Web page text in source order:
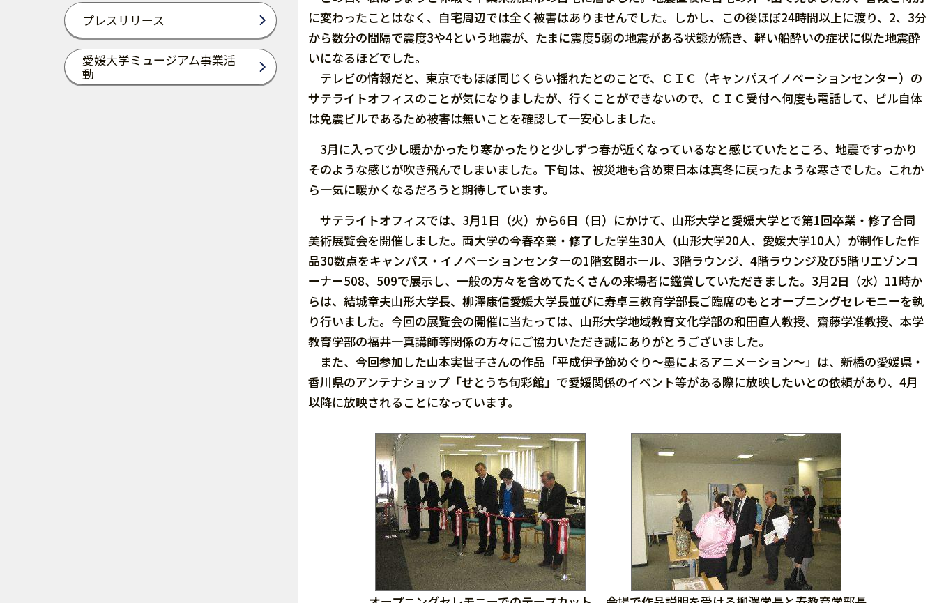
プレスリリース
愛媛大学ミュージアム事業活
動
に変わったことはなく、自宅周辺では全く被害はありませんでした。しかし、この後ほぼ24時間以上に渡り、2、3分
から数分の間隔で震度3や4という地震が、たまに震度5弱の地震がある状態が続き、軽い船酔いの症状に似た地震酔
いになるほどでした。
テレビの情報だと、東京でもほぼ同じくらい揺れたとのことで、ＣＩＣ（キャンパスイノベーションセンター）の
サテライトオフィスのことが気になりましたが、行くことができないので、ＣＩＣ受付へ何度も電話して、ビル自体
は免震ビルであるため被害は無いことを確認して一安心しました。
3月に入って少し暖かかったり寒かったりと少しずつ春が近くなっているなと感じていたところ、地震ですっかり
そのような感じが吹き飛んでしまいました。下旬は、被災地も含め東日本は真冬に戻ったような寒さでした。これか
ら一気に暖かくなるだろうと期待しています。
サテライトオフィスでは、3月1日（火）から6日（日）にかけて、山形大学と愛媛大学とで第1回卒業・修了合同
美術展覧会を開催しました。両大学の今春卒業・修了した学生30人（山形大学20人、愛媛大学10人）が制作した作
品30数点をキャンパス・イノベーションセンターの1階玄関ホール、3階ラウンジ、4階ラウンジ及び5階リエゾンコ
ーナー508、509で展示し、一般の方々を含めてたくさんの来場者に鑑賞していただきました。3月2日（水）11時か
らは、結城章夫山形大学長、柳澤康信愛媛大学長並びに寿卓三教育学部長ご臨席のもとオープニングセレモニーを執
り行いました。今回の展覧会の開催に当たっては、山形大学地域教育文化学部の和田直人教授、齋藤学准教授、本学
教育学部の福井一真講師等関係の方々にご協力いただき誠にありがとうございました。
また、今回参加した山本実世子さんの作品「平成伊予節めぐり〜墨によるアニメーション〜」は、新橋の愛媛県・
香川県のアンテナショップ「せとうち旬彩館」で愛媛関係のイベント等がある際に放映したいとの依頼があり、4月
以降に放映されることになっています。